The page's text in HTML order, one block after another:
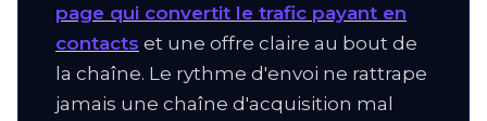
page qui convertit le trafic payant en
contacts et une offre claire au bout de
la chaîne. Le rythme d'envoi ne rattrape
jamais une chaîne d'acquisition mal